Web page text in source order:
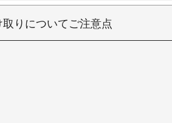
取りについてご注意点